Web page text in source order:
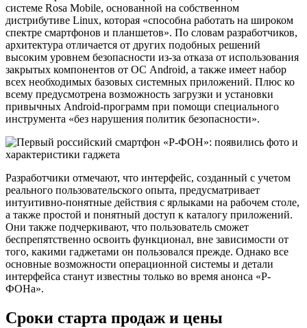
системе Rosa Mobile, основанной на собственном
дистрибутиве Linux, которая «способна работать на широком
спектре смартфонов и планшетов». По словам разработчиков,
архитектура отличается от других подобных решений
высоким уровнем безопасности из-за отказа от использования
закрытых компонентов от ОС Android, а также имеет набор
всех необходимых базовых системных приложений. Плюс ко
всему предусмотрена возможность загрузки и установки
привычных Android-программ при помощи специального
инструмента «без нарушения политик безопасности».
Разработчики отмечают, что интерфейс, созданный с учетом
реального пользовательского опыта, предусматривает
интуитивно-понятные действия с ярлыками на рабочем столе,
а также простой и понятный доступ к каталогу приложений.
Они также подчеркивают, что пользователь сможет
беспрепятственно освоить функционал, вне зависимости от
того, какими гаджетами он пользовался прежде. Однако все
основные возможности операционной системы и детали
интерфейса станут известны только во время анонса «Р-
ФОНа».
Сроки старта продаж и цены